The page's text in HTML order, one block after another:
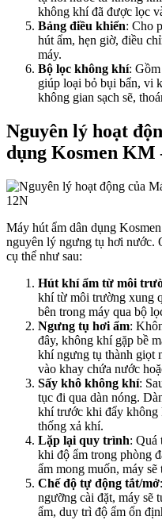
không khí đã được lọc
Bảng điều khiển: Cho
hút ẩm, hẹn giờ, điều
máy.
Bộ lọc không khí:
giúp loại bỏ bụi bẩn, vi
không gian sạch sẽ,
Nguyên lý hoạt
dụng Kosmen KM
Máy hút ẩm dân dụng
nguyên lý ngưng tụ hơi nước.
cụ thể như sau:
Hút khí ẩm từ môi
khí từ môi trường xung
bên trong máy qua bộ
Ngưng tụ hơi ẩm:
đây, không khí gặp bề
khí ngưng tụ thành giọt
vào khay chứa nước
Sấy khô không khí:
tục đi qua dàn nóng.
khí trước khi đẩy không
thống xả khí.
Lặp lại quy trình: Quá
khi độ ẩm trong phòng
ẩm mong muốn, máy
Chế độ tự động tắt/mở
ngưỡng cài đặt, máy sẽ
ẩm, duy trì độ ẩm ổn